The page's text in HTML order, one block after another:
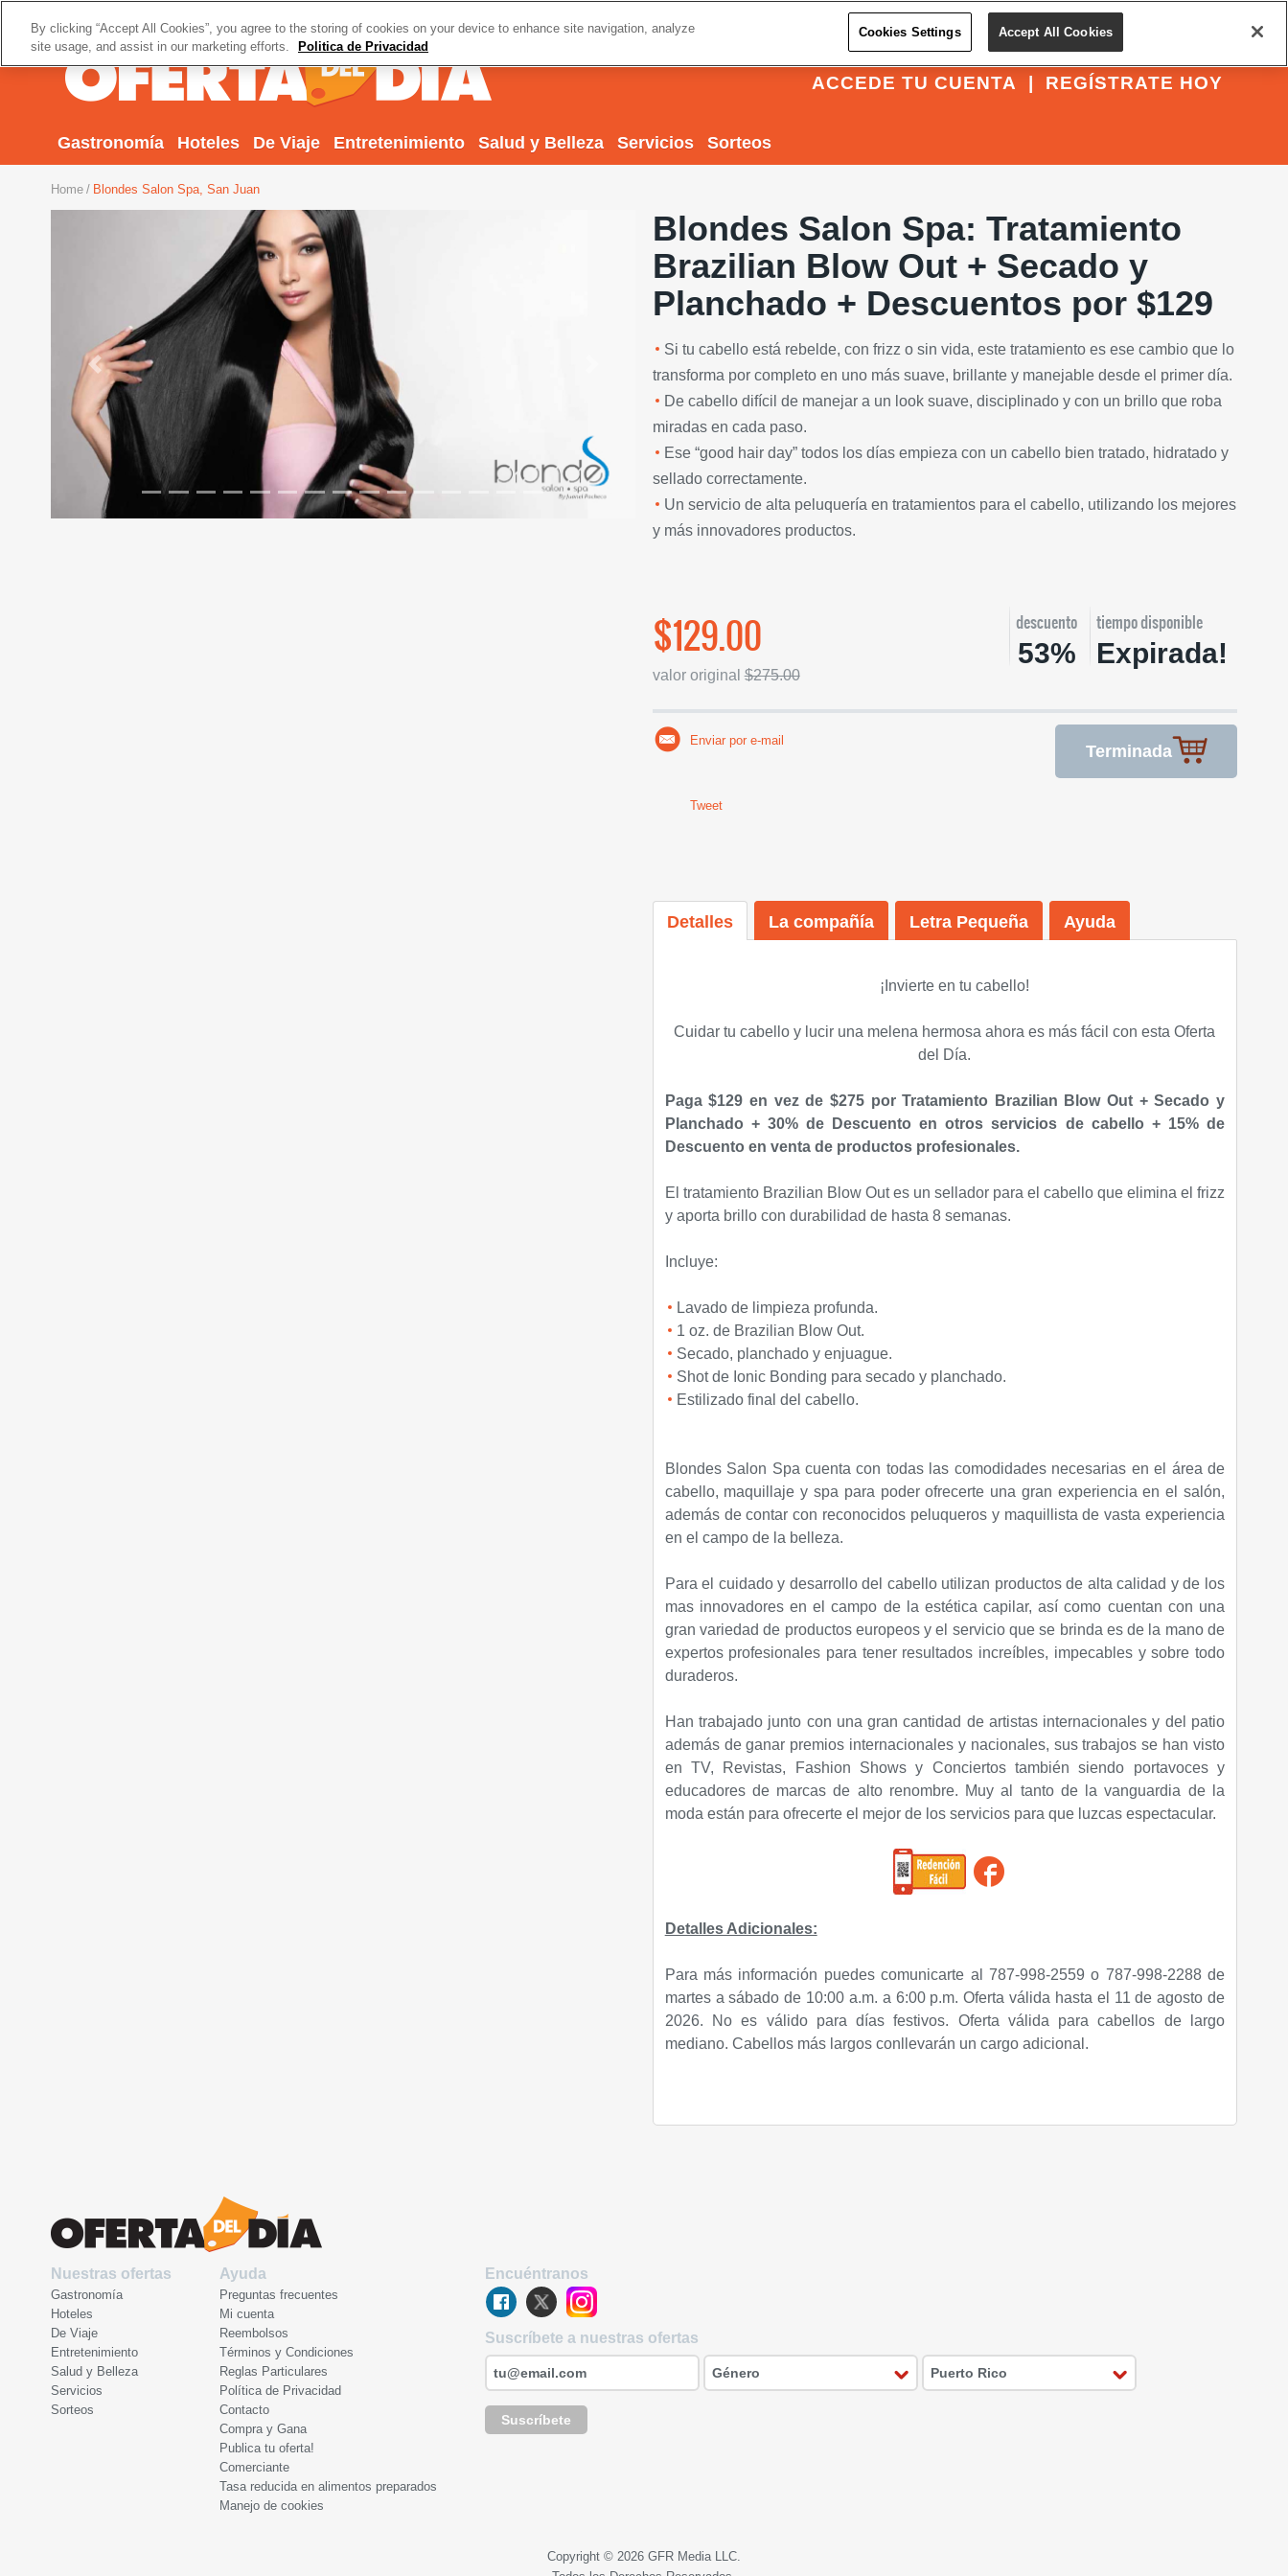
REGÍSTRATE HOY
ACCEDE TU CUENTA
Gastronomía Hoteles De Viaje Entretenimiento Salud y Belleza Servicios Sorteos
Home Blondes Salon Spa, San Juan
Previous
Blondes Salon Spa: Tratamiento
Brazilian Blow Out + Secado y
Planchado + Descuentos por $129
Si tu cabello está rebelde, con frizz o sin vida, este tratamiento es ese cambio que lo
transforma por completo en uno más suave, brillante y manejable desde el primer día.
De cabello difícil de manejar a un look suave, disciplinado y con un brillo que roba
miradas en cada paso.
Ese “good hair day” todos los días empieza con un cabello bien tratado, hidratado y
sellado correctamente.
Un servicio de alta peluquería en tratamientos para el cabello, utilizando los mejores
y más innovadores productos.
$129.00
valor original$275.00
descuento
53%
tiempo disponible
Expirada!
Terminada
Enviar por e-mail
Tweet
Detalles La compañía Letra Pequeña Ayuda
¡ Invierte en tu cabello!
Cuidar tu cabello y lucir una melena hermosa ahora es más fácil con esta Oferta
del Día.
Paga $129 en vez de $275 por Tratamiento Brazilian Blow Out + Secado y
Planchado + 30% de Descuento en otros servicios de cabello + 15% de
Descuento en venta de productos profesionales.
El tratamiento Brazilian Blow Out es un sellador para el cabello que elimina el frizz
y aporta brillo con durabilidad de hasta 8 semanas.
Incluye:
Lavado de limpieza profunda.
1 oz. de Brazilian Blow Out.
Secado, planchado y enjuague.
Shot de Ionic Bonding para secado y planchado.
Estilizado final del cabello.
Blondes Salon Spa cuenta con todas las comodidades necesarias en el área de
cabello, maquillaje y spa para poder ofrecerte una gran experiencia en el salón,
además de contar con reconocidos peluqueros y maquillista de vasta experiencia
en el campo de la belleza.
Para el cuidado y desarrollo del cabello utilizan productos de alta calidad y de los
mas innovadores en el campo de la estética capilar, así como cuentan con una
gran variedad de productos europeos y el servicio que se brinda es de la mano de
expertos profesionales para tener resultados increíbles, impecables y sobre todo
duraderos.
Han trabajado junto con una gran cantidad de artistas internacionales y del patio
además de ganar premios internacionales y nacionales, sus trabajos se han visto
en TV, Revistas, Fashion Shows y Conciertos también siendo portavoces y
educadores de marcas de alto renombre. Muy al tanto de la vanguardia de la
moda están para ofrecerte el mejor de los servicios para que luzcas espectacular.
Detalles Adicionales:
Para más información puedes comunicarte al 787-998-2559 o 787-998-2288 de
martes a sábado de 10:00 a.m. a 6:00 p.m. Oferta válida hasta el 11 de agosto de
2026. No es válido para días festivos. Oferta válida para cabellos de largo
mediano. Cabellos más largos conllevarán un cargo adicional.
Nuestras ofertas
Gastronomía
Hoteles
De Viaje
Entretenimiento
Salud y Belleza
Servicios
Sorteos
Ayuda
Preguntas frecuentes
Mi cuenta
Reembolsos
Términos y Condiciones
Reglas Particulares
Política de Privacidad
Contacto
Compra y Gana
Publica tu oferta!
Comerciante
Tasa reducida en alimentos preparados
Manejo de cookies
Encuéntranos
Suscríbete a nuestras ofertas
Suscríbete
Copyright © 2026 GFR Media LLC.
By clicking “Accept All Cookies”, you agree to the storing of cookies on your device to enhance site navigation, analyze
site usage, and assist in our marketing efforts.
Politica de Privacidad
Cookies Settings Accept All Cookies